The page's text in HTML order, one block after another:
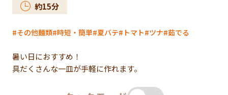
約15分
その他麺類 時短・簡単 夏バテ トマト ツナ 茹でる
暑い日におすすめ！
具だくさんな一皿が手軽に作れます。